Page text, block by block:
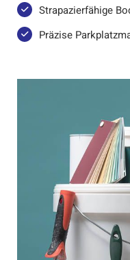
Strapazierfähige
Präzise